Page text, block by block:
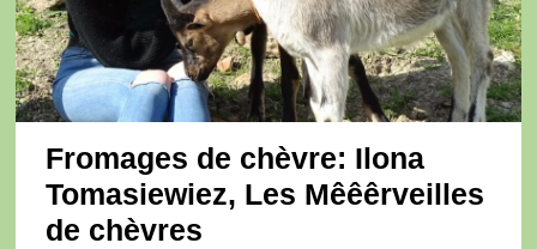
Fromages de chèvre: Ilona
Tomasiewiez, Les Mêêêrveilles
de chèvres